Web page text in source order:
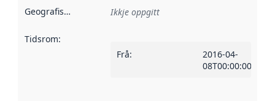
Geografisk område Ikkje oppgitt
Tidsrom:
Frå:
2016-04-
08T00:00:00Z